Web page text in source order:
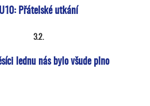
U10: Přátelské utkání
3.2.
lednu nás bylo všude plno